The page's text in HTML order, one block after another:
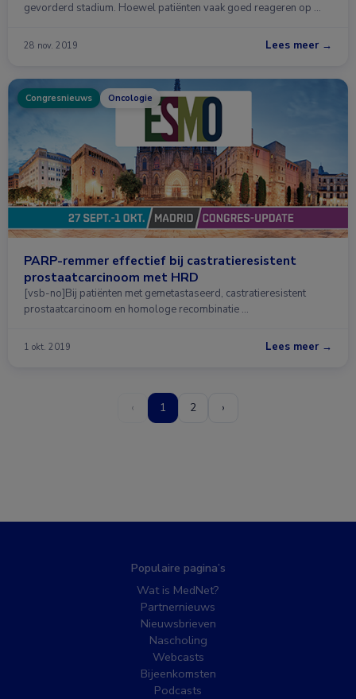
gevorderd stadium. Hoewel patiënten vaak goed reageren op …
28 nov. 2019 Lees meer →
Congresnieuws Oncologie
PARP-remmer effectief bij castratieresistent
prostaatcarcinoom met HRD
[vsb-no]Bij patiënten met gemetastaseerd, castratieresistent
prostaatcarcinoom en homologe recombinatie …
1 okt. 2019 Lees meer →
‹ 1 2 ›
Populaire pagina’s
Wat is MedNet?
Partnernieuws
Nieuwsbrieven
Nascholing
Webcasts
Bijeenkomsten
Podcasts